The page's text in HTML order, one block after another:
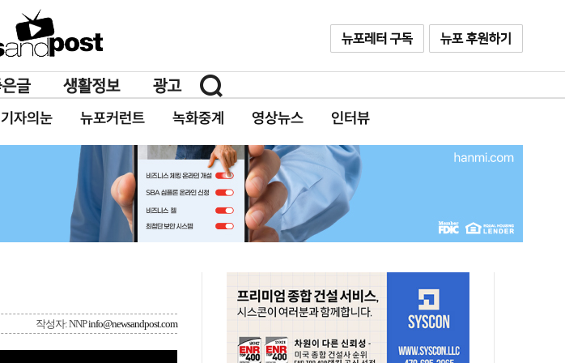
기자의눈 뉴포커런트 녹화중계 영상뉴스 인터뷰
작성자: NNPinfo@newsandpost.com